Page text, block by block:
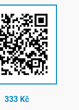
333 Kč